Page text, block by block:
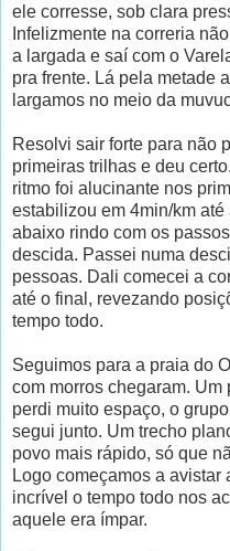
ele corresse, sob clara
Infelizmente na correria
a largada e saí com o
pra frente. Lá pela metade
largamos no meio da
Resolvi sair forte para não
primeiras trilhas e deu
ritmo foi alucinante nos
estabilizou em 4min/km
abaixo rindo com os
descida. Passei numa
pessoas. Dali comecei a
até o final, revezando
tempo todo.
Seguimos para a praia do
com morros chegaram.
perdi muito espaço, o
segui junto. Um trecho
povo mais rápido, só que
Logo começamos a avistar
incrível o tempo todo nos
aquele era ímpar.